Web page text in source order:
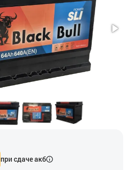
при сдаче акб